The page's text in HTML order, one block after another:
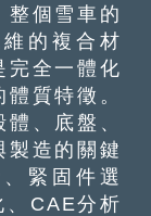
整個雪車的
的複合材
完全一體化
質特徵。
、底盤、
製造的關鍵
緊固件選
、CAE分析